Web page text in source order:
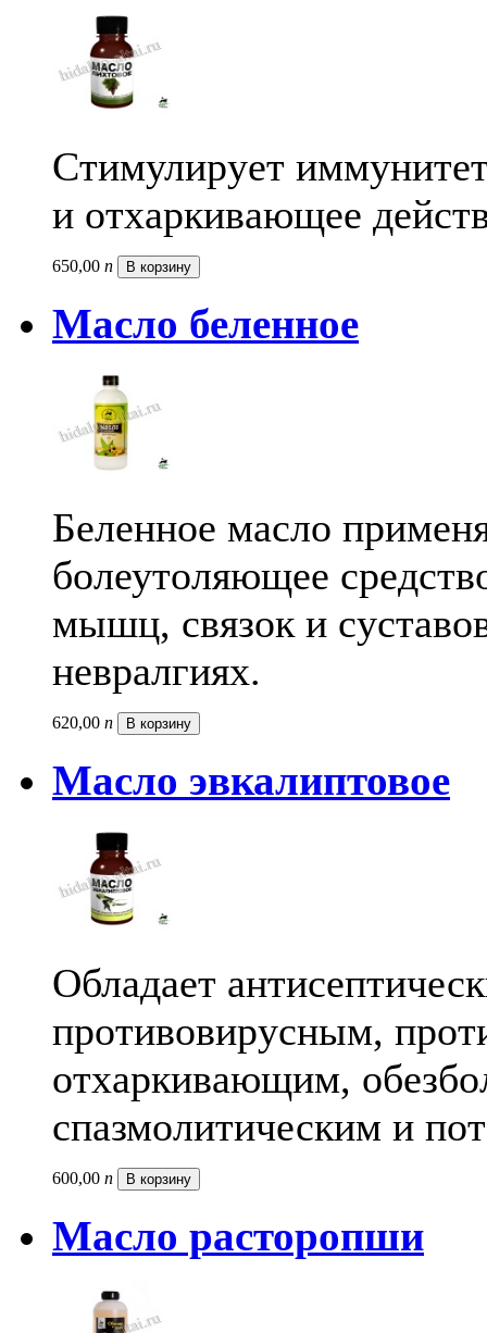
Стимулирует
и отхаркивающее
650,00 п В корзину
Масло беленное
Беленное масло
болеутоляющее
мышц, связок и
невралгиях.
620,00 п В корзину
Масло эвкалиптовое
Обладает
противовирусным,
отхаркивающим,
спазмолитическим и
600,00 п В корзину
Масло расторопши